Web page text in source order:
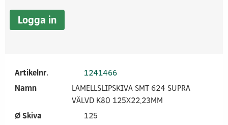
Logga in
Artikelnr.
1241466
Namn
LAMELLSLIPSKIVA SMT 624 SUPRA
VÄLVD K80 125X22,23MM
Ø Skiva
125